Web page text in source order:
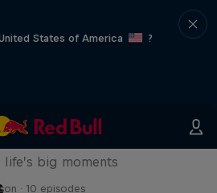
States of America
?
All Stories
big moments
· 10 episodes